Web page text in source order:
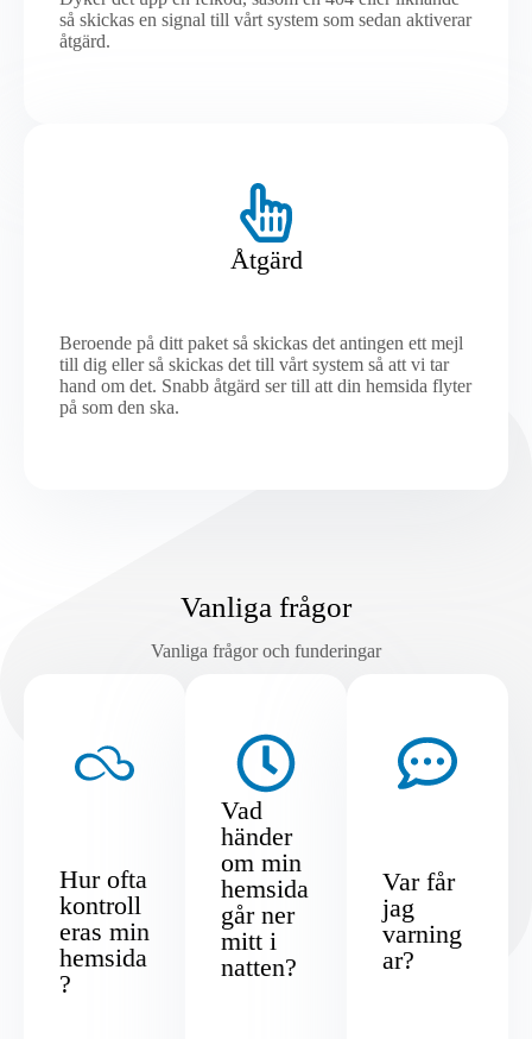
så skickas en signal till vårt system som sedan aktiverar
åtgärd.
Åtgärd
Beroende på ditt paket så skickas det antingen ett mejl
till dig eller så skickas det till vårt system så att vi tar
hand om det. Snabb åtgärd ser till att din hemsida flyter
på som den ska.
Vanliga frågor
Vanliga frågor och funderingar
Hur ofta
kontroll
eras min
hemsida
?
Vad
händer
om min
hemsida
går ner
mitt i
natten?
Var får
jag
varning
ar?